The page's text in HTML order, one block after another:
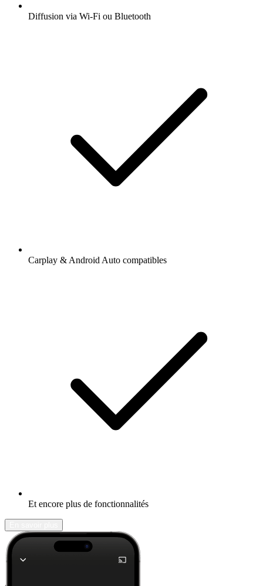
Diffusion via Wi-Fi ou Bluetooth
Carplay & Android Auto compatibles
Et encore plus de fonctionnalités